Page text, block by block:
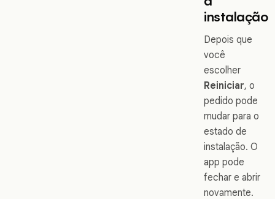
instalação
Depois que
você
escolher
Reiniciar, o
pedido pode
mudar para o
estado de
instalação. O
app pode
fechar e abrir
novamente.